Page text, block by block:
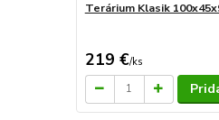
Terárium Klasik
219 €/ks